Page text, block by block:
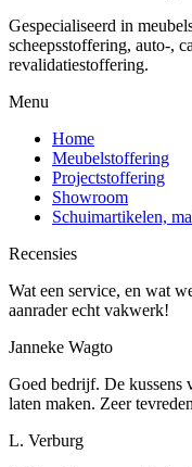
Gespecialiseerd in
scheepsstoffering, auto-,
revalidatiestoffering.
Menu
Home
Meubelstoffering
Projectstoffering
Showroom
Schuimartikelen,
Recensies
Wat een service, en wat
aanrader echt vakwerk!
Janneke Wagto
Goed bedrijf. De kussens
laten maken. Zeer
L. Verburg